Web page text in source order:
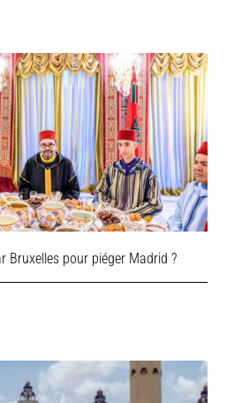
Bruxelles pour piéger Madrid ?